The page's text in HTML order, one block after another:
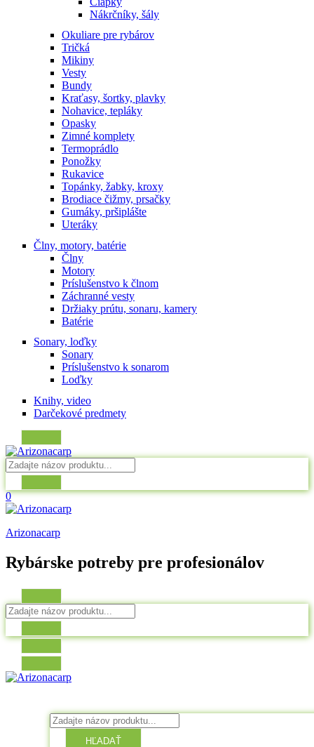
Nákrčníky, šály
Okuliare pre rybárov
Tričká
Mikiny
Vesty
Bundy
Kraťasy, šortky, plavky
Nohavice, tepláky
Opasky
Zimné komplety
Termoprádlo
Ponožky
Rukavice
Topánky, žabky, kroxy
Brodiace čižmy, prsačky
Gumáky, pršiplášte
Uteráky
Člny, motory, batérie
Člny
Motory
Príslušenstvo k člnom
Záchranné vesty
Držiaky prútu, sonaru, kamery
Batérie
Sonary, loďky
Sonary
Príslušenstvo k sonarom
Loďky
Knihy, video
Darčekové predmety
0
Arizonacarp
Rybárske potreby pre profesionálov
HĽADAŤ